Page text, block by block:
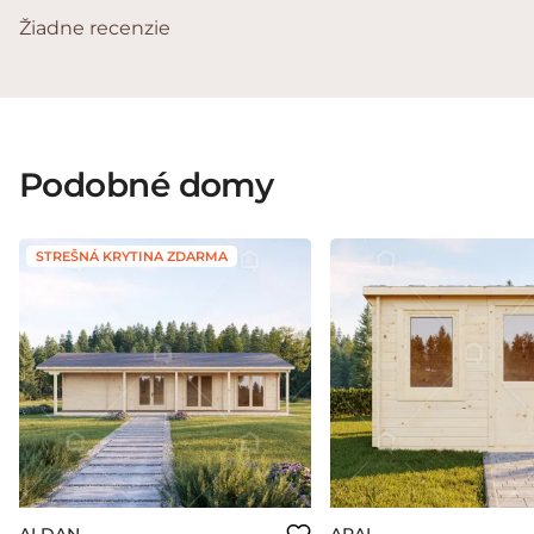
Žiadne recenzie
Podobné domy
STREŠNÁ KRYTINA ZDARMA